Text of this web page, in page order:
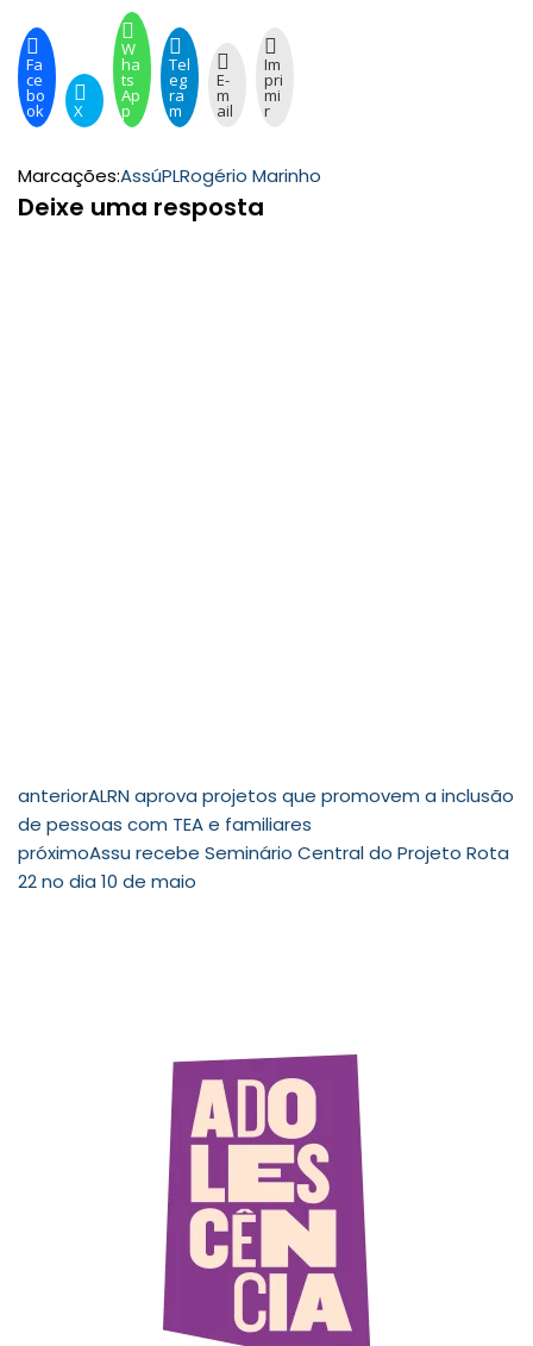
Fa
ce
bo
ok X
W
ha
ts
Ap
p
Tel
eg
ra
m
E-
m
ail
Im
pri
mi
r
Marcações:AssúPLRogério Marinho
Deixe uma resposta
anteriorALRN aprova projetos que promovem a inclusão
de pessoas com TEA e familiares
próximoAssu recebe Seminário Central do Projeto Rota
22 no dia 10 de maio